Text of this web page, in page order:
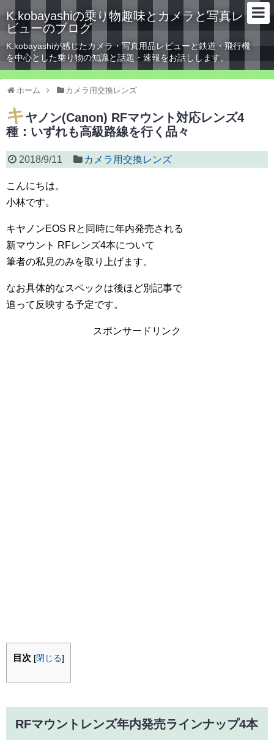
K.kobayashiの乗り物趣味とカメラと写真レ
ビューのブログ
K.kobayashiが感じたカメラ・写真用品レビューと鉄道・飛行機
を中心とした乗り物の知識と話題・速報をお話しします。
ホーム カメラ用交換レンズ
キヤノン(Canon) RFマウント対応レンズ4
種：いずれも高級路線を行く品々
2018/9/11 カメラ用交換レンズ
こんにちは。
小林です。
キヤノンEOS Rと同時に年内発売される
新マウント RFレンズ4本について
筆者の私見のみを取り上げます。
なお具体的なスペックは後ほど別記事で
追って反映する予定です。
スポンサードリンク
目次 [閉じる]
RFマウントレンズ年内発売ラインナップ4本